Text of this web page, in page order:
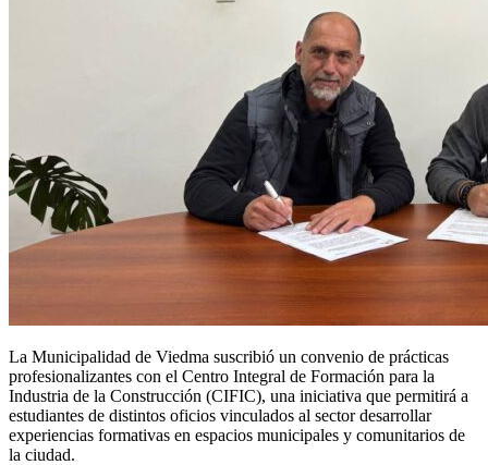
La Municipalidad de Viedma suscribió un convenio de prácticas
profesionalizantes con el Centro Integral de Formación para la
Industria de la Construcción (CIFIC), una iniciativa que permitirá a
estudiantes de distintos oficios vinculados al sector desarrollar
experiencias formativas en espacios municipales y comunitarios de
la ciudad.